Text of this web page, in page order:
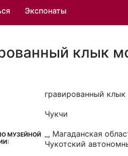
Экспонаты
клык
гравированный
Чукчи
МУЗЕЙНОЙ
_, Магаданская
Чукотский